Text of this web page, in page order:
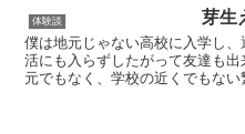
体験談 芽生
僕は地元じゃない高校に入学し
活にも入らずしたがって友達も
元でもなく、学校の近くでもない